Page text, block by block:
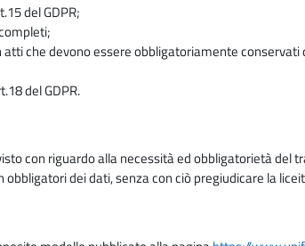
del GDPR;
che devono essere obbligatoriamente
del GDPR.
con riguardo alla necessità ed obbligatorietà del
dei dati, senza con ciò pregiudicare la